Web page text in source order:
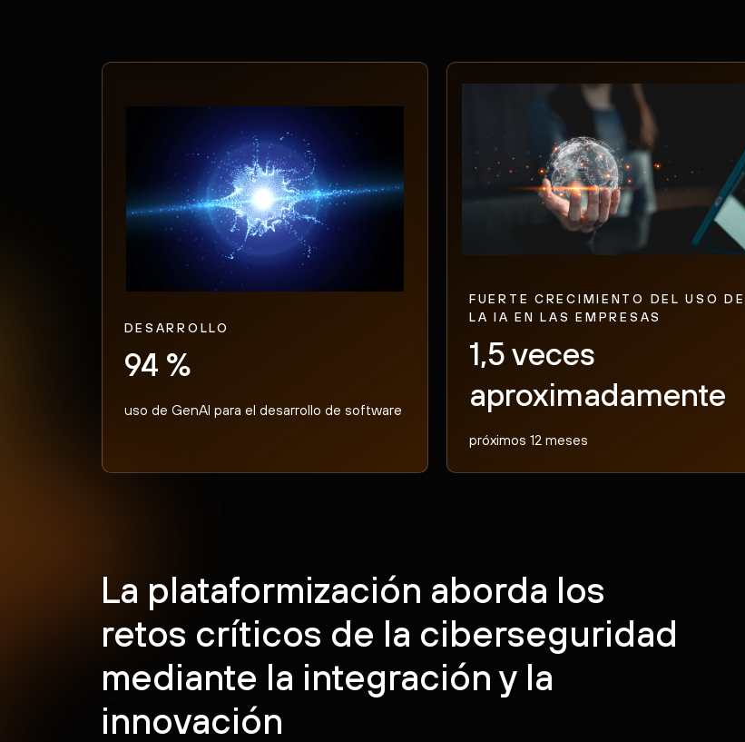
DESARROLLO
94 %
uso de GenAI para el desarrollo de software
FUERTE CRECIMIENTO DEL USO DE
LA IA EN LAS EMPRESAS
1,5 veces
aproximadamente
próximos 12 meses
La plataformización aborda los
retos críticos de la ciberseguridad
mediante la integración y la
innovación